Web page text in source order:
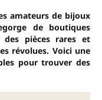
amateurs de bijoux
de boutiques
des pièces rares et
révolues. Voici une
pour trouver des